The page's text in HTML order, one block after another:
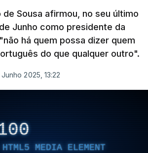
de Sousa afirmou, no seu último
Junho como presidente da
há quem possa dizer quem
do que qualquer outro".
2025, 13:22
HTML5 MEDIA ELEMENT